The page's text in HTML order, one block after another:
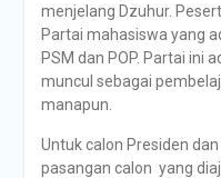
menjelang Dzuhur.
Partai mahasiswa yang
PSM dan POP. Partai ini
muncul sebagai
manapun.
Untuk calon Presiden
pasangan calon yang